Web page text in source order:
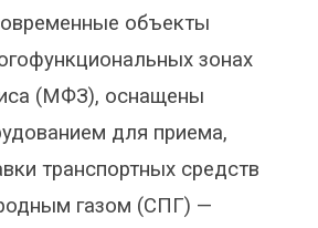
объекты
зонах
(МФЗ), оснащены
для приема,
транспортных средств
газом (СПГ) —